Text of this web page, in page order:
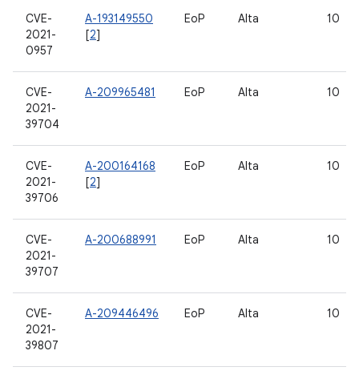
CVE-
2021-
0957
A-193149550
[2]
EoP Alta 10
CVE-
2021-
39704
A-209965481 EoP Alta 10
CVE-
2021-
39706
A-200164168
[2]
EoP Alta 10
CVE-
2021-
39707
A-200688991 EoP Alta 10
CVE-
2021-
39807
A-209446496 EoP Alta 10